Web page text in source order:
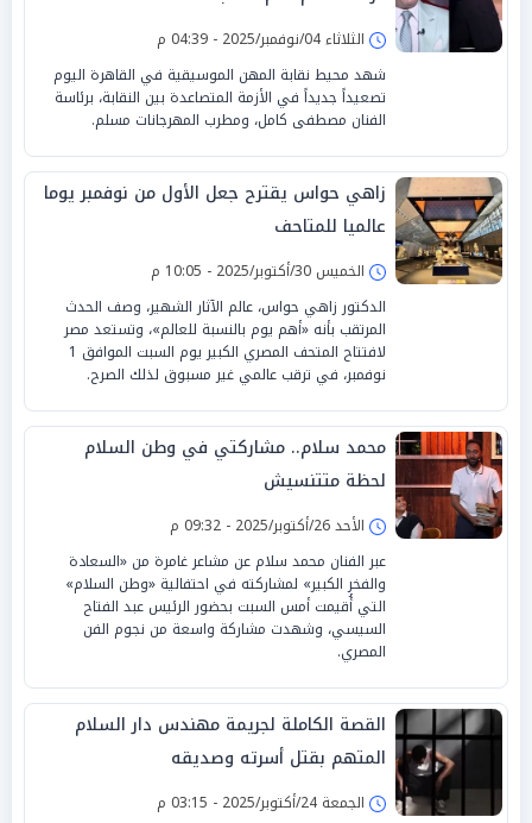
الثلاثاء 04/نوفمبر/2025 - 04:39 م
شهد محيط نقابة المهن الموسيقية في القاهرة اليوم
تصعيداً جديداً في الأزمة المتصاعدة بين النقابة، برئاسة
الفنان مصطفى كامل، ومطرب المهرجانات مسلم.
زاهي حواس يقترح جعل الأول من نوفمبر يوما
عالميا للمتاحف
الخميس 30/أكتوبر/2025 - 10:05 م
الدكتور زاهي حواس، عالم الآثار الشهير، وصف الحدث
المرتقب بأنه «أهم يوم بالنسبة للعالم»، وتستعد مصر
لافتتاح المتحف المصري الكبير يوم السبت الموافق 1
نوفمبر، في ترقب عالمي غير مسبوق لذلك الصرح.
محمد سلام.. مشاركتي في وطن السلام
لحظة متتنسيش
الأحد 26/أكتوبر/2025 - 09:32 م
عبر الفنان محمد سلام عن مشاعر غامرة من «السعادة
والفخر الكبير» لمشاركته في احتفالية «وطن السلام»
التي أُقيمت أمس السبت بحضور الرئيس عبد الفتاح
السيسي، وشهدت مشاركة واسعة من نجوم الفن
المصري.
القصة الكاملة لجريمة مهندس دار السلام
المتهم بقتل أسرته وصديقه
الجمعة 24/أكتوبر/2025 - 03:15 م